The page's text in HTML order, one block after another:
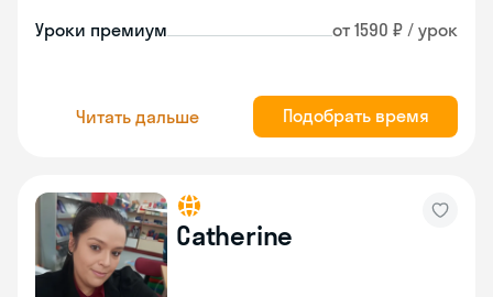
Уроки премиум от 1590 ₽ / урок
Читать дальше Подобрать время
Catherine